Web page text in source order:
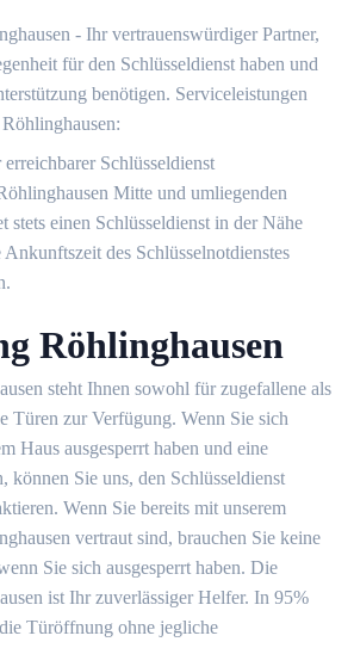
- Ihr vertrauenswürdiger Partner,
für den Schlüsseldienst haben und
benötigen. Serviceleistungen
Schlüsseldienst
Mitte und umliegenden
stets einen Schlüsseldienst in der Nähe
des Schlüsselnotdienstes
Röhlinghausen
steht Ihnen sowohl für zugefallene als
Türen zur Verfügung. Wenn Sie sich
Haus ausgesperrt haben und eine
können Sie uns, den Schlüsseldienst
Wenn Sie bereits mit unserem
vertraut sind, brauchen Sie keine
Sie sich ausgesperrt haben. Die
ist Ihr zuverlässiger Helfer. In 95%
Türöffnung ohne jegliche